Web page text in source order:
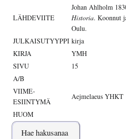
LÄHDEVIITE
Johan Ahlholm
Historia. Koonnut
Oulu.
JULKAISUTYYPPI kirja
KIRJA
YMH
SIVU
15
A/B
VIIME-
ESIINTYMÄ
Aejmelaeus YHKT
HUOM
Hae hakusanaa